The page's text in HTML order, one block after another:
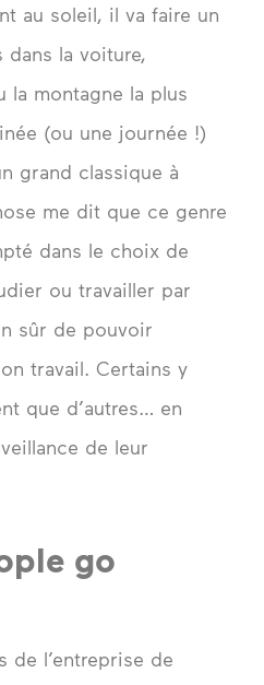
au soleil, il va faire un
la voiture,
la montagne la plus
(ou une journée !)
grand classique à
me dit que ce genre
dans le choix de
ou travailler par
sûr de pouvoir
travail. Certains y
que d’autres… en
de leur
go
de l’entreprise de